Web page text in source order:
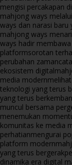
mengisi percakapan
mahjong ways
ways dan narasi
mahjong ways
ways hadir
platformsorotan
perubahan zaman
ekosistem digital
media modern
teknologi yang terus
yang terus
muncul bersama
menemukan
komunitas ke media
perhatianmengurai
platform modern
yang terus bergerak
dinamika era digital